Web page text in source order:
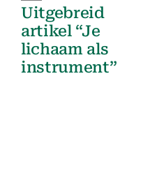
Uitgebreid
artikel “Je
lichaam als
instrument”